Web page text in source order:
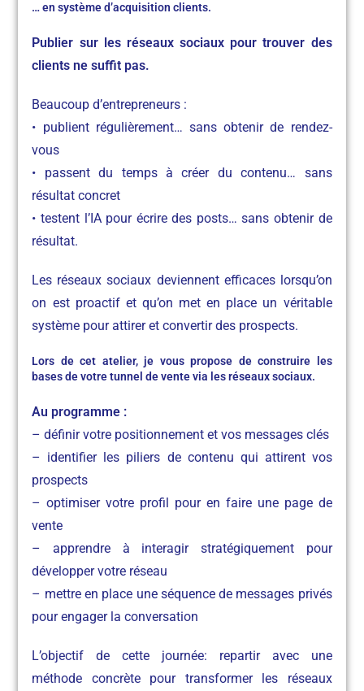
… en système d’acquisition clients.
Publier sur les réseaux sociaux pour trouver des
clients ne suffit pas.
Beaucoup d’entrepreneurs :
• publient régulièrement… sans obtenir de rendez-
vous
• passent du temps à créer du contenu… sans
résultat concret
• testent l’IA pour écrire des posts… sans obtenir de
résultat.
Les réseaux sociaux deviennent efficaces lorsqu’on
on est proactif et qu’on met en place un véritable
système pour attirer et convertir des prospects.
Lors de cet atelier, je vous propose de construire les
bases de votre tunnel de vente via les réseaux sociaux.
Au programme :
– définir votre positionnement et vos messages clés
– identifier les piliers de contenu qui attirent vos
prospects
– optimiser votre profil pour en faire une page de
vente
– apprendre à interagir stratégiquement pour
développer votre réseau
– mettre en place une séquence de messages privés
pour engager la conversation
L’objectif de cette journée: repartir avec une
méthode concrète pour transformer les réseaux